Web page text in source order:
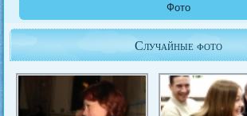
Фото
Случайные фото